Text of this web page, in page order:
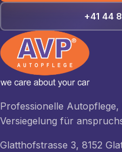
+41 44
Professionelle
Versiegelung für
Glatthofstrasse 3, 8152